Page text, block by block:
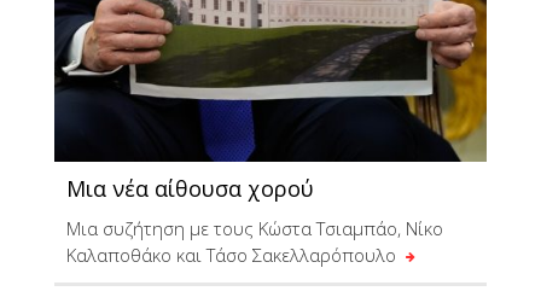
Μια νέα αίθουσα χορού
Μια συζήτηση με τους Κώστα Τσιαμπάο, Νίκο
Καλαποθάκο και Τάσο Σακελλαρόπουλο